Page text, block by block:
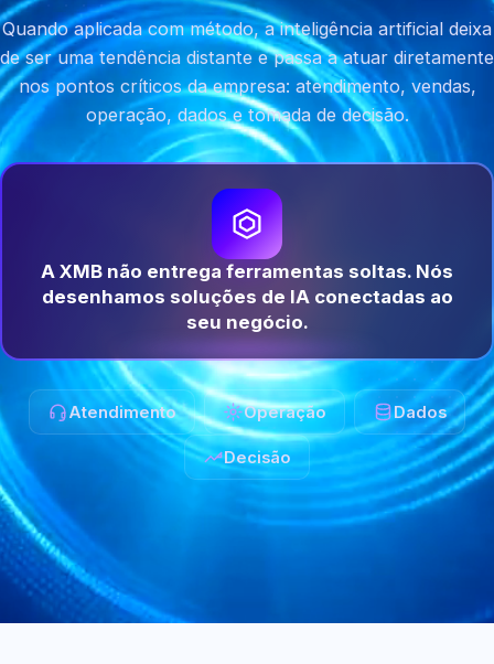
Quando aplicada com método, a inteligência artificial deixa
de ser uma tendência distante e passa a atuar diretamente
nos pontos críticos da empresa: atendimento, vendas,
operação, dados e tomada de decisão.
A XMB não entrega ferramentas soltas. Nós
desenhamos soluções de IA conectadas ao
seu negócio.
Atendimento Operação Dados
Decisão